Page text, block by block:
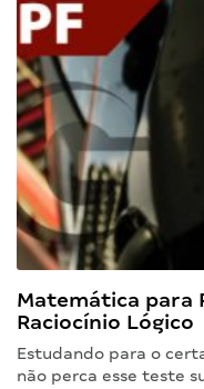
Matemática para
Raciocínio Lógico
Estudando para o
não perca esse teste